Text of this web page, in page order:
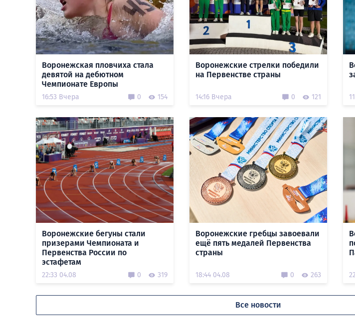
Воронежская пловчиха стала
девятой на дебютном
Чемпионате Европы
16:53 Вчера 0 154
Воронежские стрелки победили
на Первенстве страны
14:16 Вчера 0 121
Воронежские бегуны стали
призерами Чемпионата и
Первенства России по
эстафетам
22:33 04.08 0 319
Воронежские гребцы завоевали
ещё пять медалей Первенства
страны
18:44 04.08 0 263
Все новости